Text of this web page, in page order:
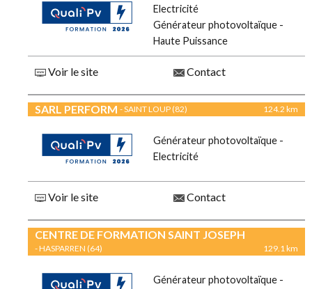
Electricité
Générateur photovoltaïque -
Haute Puissance
Voir le site Contact
SARL PERFORM - SAINT LOUP (82) 124.2 km
Générateur photovoltaïque -
Electricité
Voir le site Contact
CENTRE DE FORMATION SAINT JOSEPH
- HASPARREN (64) 129.1 km
Générateur photovoltaïque -